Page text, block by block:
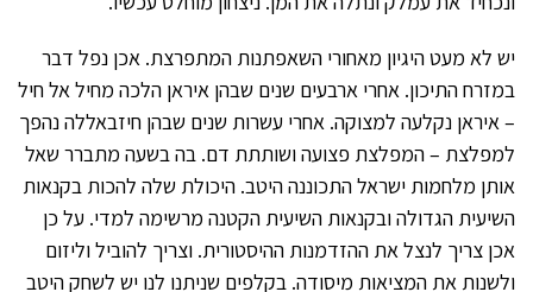
יש לא מעט היגיון מאחורי השאפתנות המתפרצת. אכן נפל דבר
במזרח התיכון. אחרי ארבעים שנים שבהן איראן הלכה מחיל אל חיל
– איראן נקלעה למצוקה. אחרי עשרות שנים שבהן חיזבאללה נהפך
למפלצת – המפלצת פצועה ושותתת דם. בה בשעה מתברר שאל
אותן מלחמות ישראל התכוננה היטב. היכולת שלה להכות בקנאות
השיעית הגדולה ובקנאות השיעית הקטנה מרשימה למדי. על כן
אכן צריך לנצל את ההזדמנות ההיסטורית. וצריך להוביל וליזום
ולשנות את המציאות מיסודה. בקלפים שניתנו לנו יש לשחק היטב